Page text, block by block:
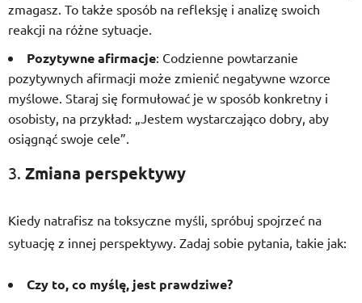
zmagasz. To także sposób na refleksję i analizę swoich
reakcji na różne sytuacje.
Pozytywne afirmacje: Codzienne powtarzanie
pozytywnych afirmacji może zmienić negatywne wzorce
myślowe. Staraj się formułować je w sposób konkretny i
osobisty, na przykład: „Jestem wystarczająco dobry, aby
osiągnąć swoje cele”.
3. Zmiana perspektywy
Kiedy natrafisz na toksyczne myśli, spróbuj spojrzeć na
sytuację z innej perspektywy. Zadaj sobie pytania, takie jak:
Czy to, co myślę, jest prawdziwe?